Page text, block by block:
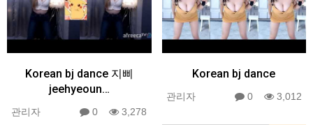
Korean bj dance 지삐
jeehyeoun…
관리자 0 3,278
Korean bj dance
관리자 0 3,012